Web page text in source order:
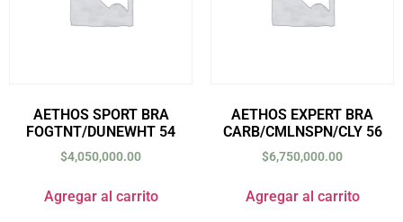
AETHOS SPORT BRA
FOGTNT/DUNEWHT 54
$4,050,000.00
Agregar al carrito
AETHOS EXPERT BRA
CARB/CMLNSPN/CLY 56
$6,750,000.00
Agregar al carrito